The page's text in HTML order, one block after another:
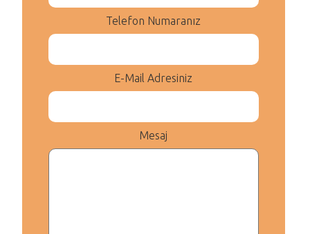
Telefon Numaranız
E-Mail Adresiniz
Mesaj